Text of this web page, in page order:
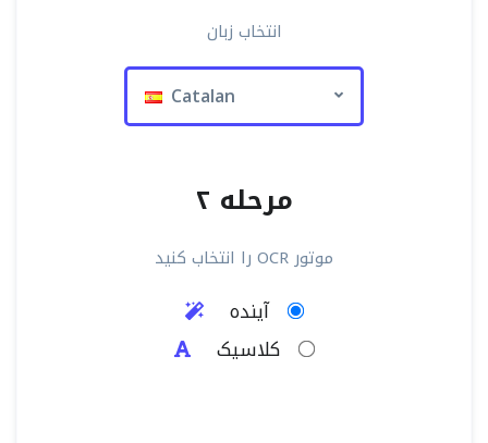
انتخاب زبان
Catalan
مرحله ۲
موتور OCR را انتخاب کنید
آینده
کلاسیک